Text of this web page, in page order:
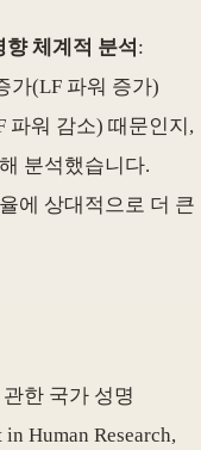
체계적 분석 :
가(LF 파워 증가)
파워 감소) 때문인지,
분석했습니다.
에 상대적으로 더 큰
한 국가 성명
Human Research,